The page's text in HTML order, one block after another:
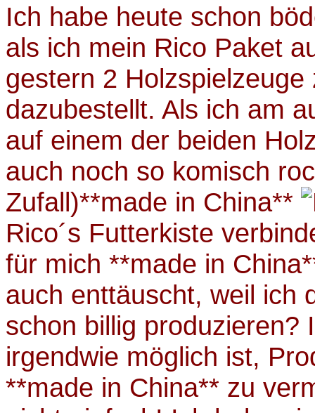
Ich habe heute schon
als ich mein Rico Paket
gestern 2
dazubestellt. Als ich am
auf einem der beiden
auch noch so komisch
Zufall)**made in China**
Rico´s Futterkiste
für mich **made in
auch enttäuscht, weil ich
schon billig produzieren?
irgendwie möglich ist,
**made in China** zu